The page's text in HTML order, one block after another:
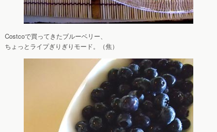
Costcoで買ってきたブルーベリー、
ちょっとライプぎりぎりモード。（焦）